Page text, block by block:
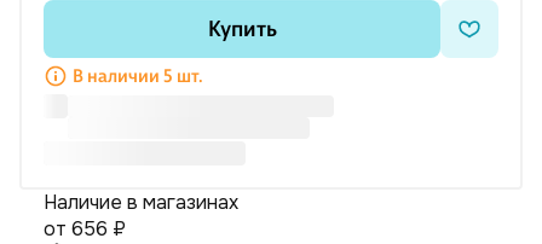
курса самоучителя, тренировочных упражнений и
аудиоматериала, записанного носителями английского
языка, учащийся сможет овладеть правильным английским
Купить
В наличии 5 шт.
Наличие в магазинах
от 656 ₽